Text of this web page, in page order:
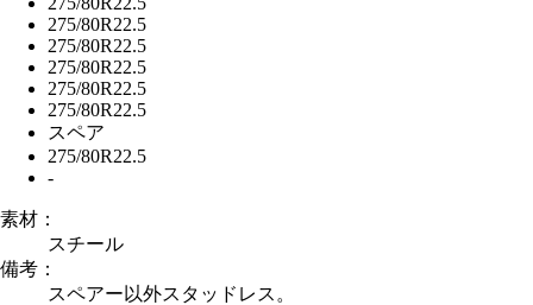
275/80R22.5
275/80R22.5
275/80R22.5
275/80R22.5
275/80R22.5
スペア
275/80R22.5
-
素材：
スチール
備考：
スペアー以外スタッドレス。